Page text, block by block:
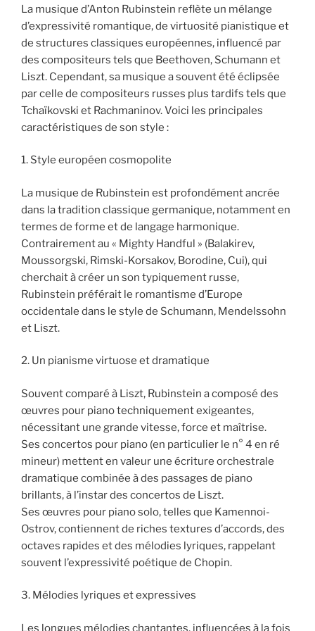
La musique d’Anton Rubinstein reflète un mélange
d’expressivité romantique, de virtuosité pianistique et
de structures classiques européennes, influencé par
des compositeurs tels que Beethoven, Schumann et
Liszt. Cependant, sa musique a souvent été éclipsée
par celle de compositeurs russes plus tardifs tels que
Tchaïkovski et Rachmaninov. Voici les principales
caractéristiques de son style :
1. Style européen cosmopolite
La musique de Rubinstein est profondément ancrée
dans la tradition classique germanique, notamment en
termes de forme et de langage harmonique.
Contrairement au « Mighty Handful » (Balakirev,
Moussorgski, Rimski-Korsakov, Borodine, Cui), qui
cherchait à créer un son typiquement russe,
Rubinstein préférait le romantisme d’Europe
occidentale dans le style de Schumann, Mendelssohn
et Liszt.
2. Un pianisme virtuose et dramatique
Souvent comparé à Liszt, Rubinstein a composé des
œuvres pour piano techniquement exigeantes,
nécessitant une grande vitesse, force et maîtrise.
Ses concertos pour piano (en particulier le n° 4 en ré
mineur) mettent en valeur une écriture orchestrale
dramatique combinée à des passages de piano
brillants, à l’instar des concertos de Liszt.
Ses œuvres pour piano solo, telles que Kamennoi-
Ostrov, contiennent de riches textures d’accords, des
octaves rapides et des mélodies lyriques, rappelant
souvent l’expressivité poétique de Chopin.
3. Mélodies lyriques et expressives
Les longues mélodies chantantes, influencées à la fois